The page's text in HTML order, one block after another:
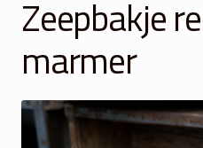
Winkelmand
Over Ons
Veelgestelde vragen
Zeepbakje
marmer